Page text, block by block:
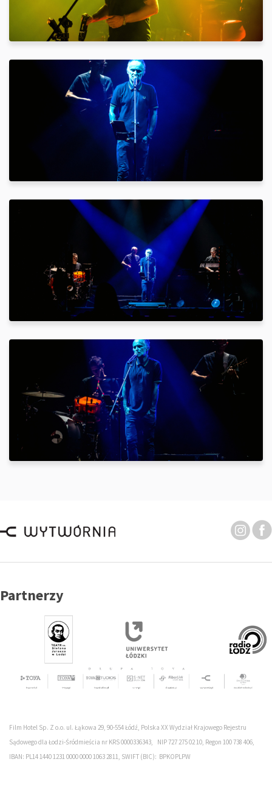
Partnerzy
Film Hotel Sp. Z o.o. ul. Łąkowa 29, 90-554 Łódź, Polska XX Wydział Krajowego Rejestru
Sądowego dla Łodzi-Śródmieścia nr KRS 0000336343, NIP 727 275 02 10, Regon 100 738 406,
IBAN: PL14 1440 1231 0000 0000 1063 2811, SWIFT (BIC): BPKOPLPW